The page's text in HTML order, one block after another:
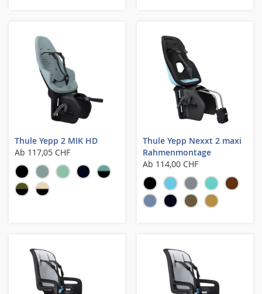
Thule Yepp 2 MIK HD
Ab 117,05 CHF
Thule Yepp Nexxt 2 maxi
Rahmenmontage
Ab 114,00 CHF